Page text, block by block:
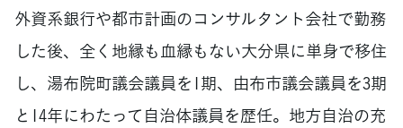
外資系銀行や都市計画のコンサルタント会社で勤務
した後、全く地縁も血縁もない大分県に単身で移住
し、湯布院町議会議員を1期、由布市議会議員を3期
と14年にわたって自治体議員を歴任。地方自治の充